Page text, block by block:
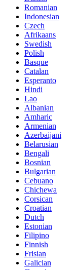
Romanian
Indonesian
Czech
Afrikaans
Swedish
Polish
Basque
Catalan
Esperanto
Hindi
Lao
Albanian
Amharic
Armenian
Azerbaijani
Belarusian
Bengali
Bosnian
Bulgarian
Cebuano
Chichewa
Corsican
Croatian
Dutch
Estonian
Filipino
Finnish
Frisian
Galician